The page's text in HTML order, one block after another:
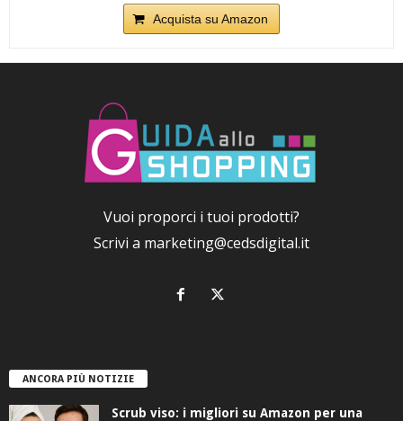
Acquista su Amazon
Vuoi proporci i tuoi prodotti?
Scrivi a marketing@cedsdigital.it
ANCORA PIÙ NOTIZIE
Scrub viso: i migliori su Amazon per una